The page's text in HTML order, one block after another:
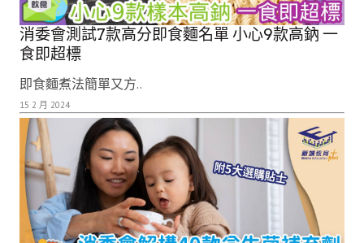
消委會測試7款高分即食麵名單 小心9款高鈉 一
食即超標
即食麵煮法簡單又方..
15 2 月 2024